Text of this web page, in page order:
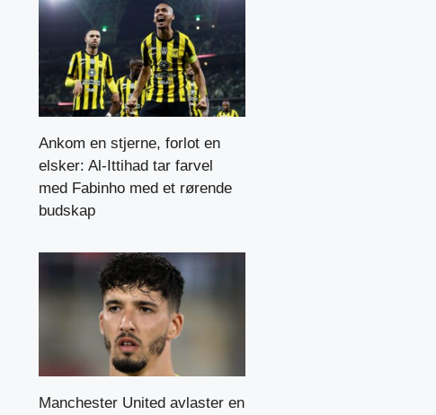
Ankom en stjerne, forlot en
elsker: Al-Ittihad tar farvel
med Fabinho med et rørende
budskap
Manchester United avlaster en